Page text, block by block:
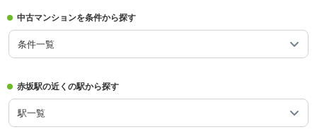
中古マンションを条件から探す
条件一覧
赤坂駅の近くの駅から探す
駅一覧